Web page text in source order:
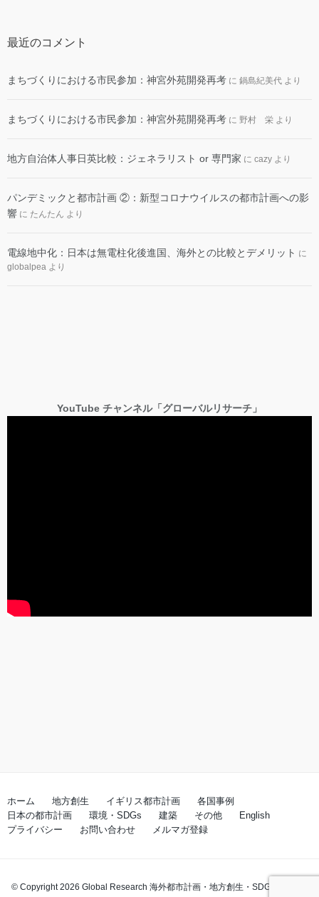
最近のコメント
まちづくりにおける市民参加：神宮外苑開発再考 に 鍋島紀美代 より
まちづくりにおける市民参加：神宮外苑開発再考 に 野村 栄 より
地方自治体人事日英比較：ジェネラリスト or 専門家 に cazy より
パンデミックと都市計画 ②：新型コロナウイルスの都市計画への影
響 に たんたん より
電線地中化：日本は無電柱化後進国、海外との比較とデメリット に
globalpea より
YouTube チャンネル「グローバルリサーチ」
ホーム 地方創生 イギリス都市計画
各国事例
日本の都市計画
環境・SDGs 建築 その他
English
プライバシー
お問い合わせ メルマガ登録
© Copyright 2026 Global Research 海外都市計画・地方創生・SDGs. All rights